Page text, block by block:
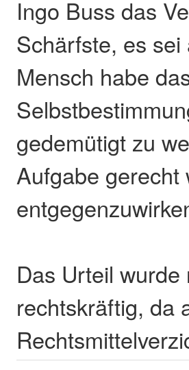
Ingo Buss das
Schärfste, es
Mensch habe
gedemütigt zu
Aufgabe gerecht
Das Urteil
rechtskräftig, da